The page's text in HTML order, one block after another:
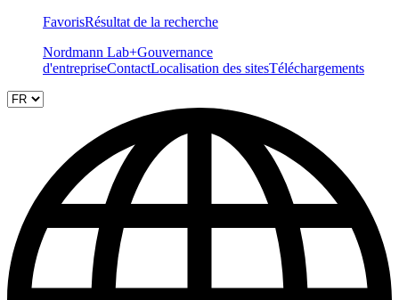
FavorisRésultat de la recherche
Nordmann Lab+Gouvernance
d'entrepriseContactLocalisation des sitesTéléchargements